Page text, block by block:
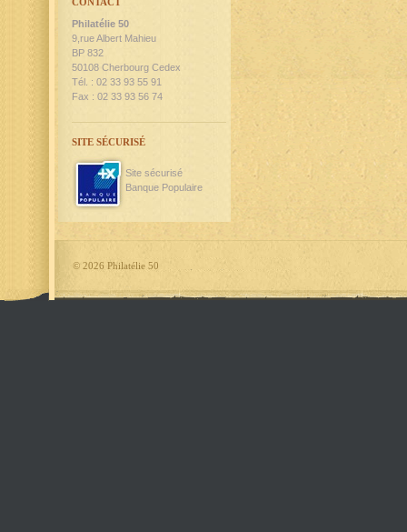
Philatélie 50
9,rue Albert Mahieu
BP 832
50108 Cherbourg Cedex
Tél. : 02 33 93 55 91
Fax : 02 33 93 56 74
SITE SÉCURISÉ
Site sécurisé
Banque Populaire
© 2026 Philatélie 50